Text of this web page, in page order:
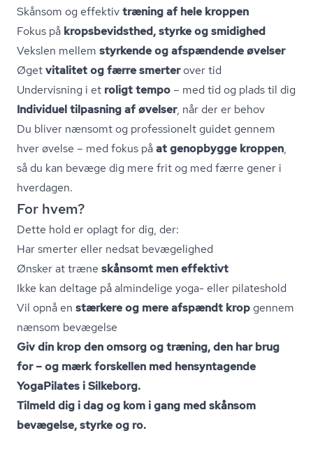
Skånsom og effektivtræning af hele kroppen
Fokus på kro­ps­be­vidst­hed, styrke og smidighed
Vekslen mellem styrkende og afspændende øvelser
Øgetvitalitet og færre smerterover tid
Undervisning i et roligt tempo – med tid og plads til dig
Individuel tilpasning af øvelser, når der er behov
Du bliver nænsomt og professionelt guidet gennem
hver øvelse – med fokus påat genopbygge kroppen,
så du kan bevæge dig mere frit og med færre gener i
hverdagen.
For hvem?
Dette hold er oplagt for dig, der:
Har smerter eller nedsat bevægelighed
Ønsker at træne skånsomt men effektivt
Ikke kan deltage på almindelige yoga- eller pilateshold
Vil opnå en stærkere og mere afspændt krop gennem
nænsom bevægelse
Giv din krop den omsorg og træning, den har brug
for – og mærk forskellen med hensyntagende
YogaPilates i Silkeborg.
Tilmeld dig i dag og kom i gang med skånsom
bevægelse, styrke og ro.